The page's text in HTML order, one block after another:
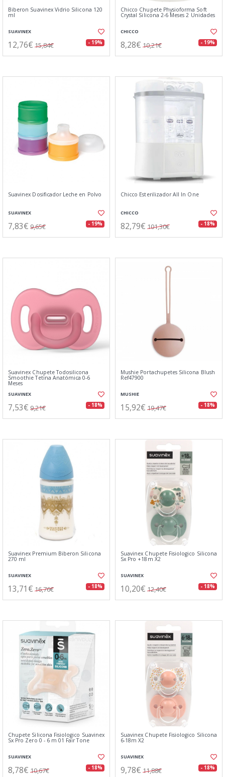
Biberon Suavinex Vidrio Silicona 120
ml
SUAVINEX
12,76€ 15,84€ - 19%
Chicco Chupete Physioforma Soft
Crystal Silicona 2-6 Meses 2 Unidades
CHICCO
8,28€ 10,21€ - 19%
Suavinex Dosificador Leche en Polvo
SUAVINEX
7,83€ 9,65€ - 19%
Chicco Esterilizador All In One
CHICCO
82,79€ 101,30€ - 18%
Suavinex Chupete Todosilicona
Smoothie Tetina Anatómica 0-6
Meses
SUAVINEX
7,53€ 9,21€ - 18%
Mushie Portachupetes Silicona Blush
Ref47900
MUSHIE
15,92€ 19,47€ - 18%
Suavinex Premium Biberon Silicona
270 ml
SUAVINEX
13,71€ 16,76€ - 18%
Suavinex Chupete Fisiologico Silicona
Sx Pro +18m X2
SUAVINEX
10,20€ 12,40€ - 18%
Chupete Silicona Fisiologico Suavinex
Sx Pro Zero 0 - 6 m 01 Fair Tone
SUAVINEX
8,78€ 10,67€ - 18%
Suavinex Chupete Fisiologico Silicona
6-18m X2
SUAVINEX
9,78€ 11,88€ - 18%